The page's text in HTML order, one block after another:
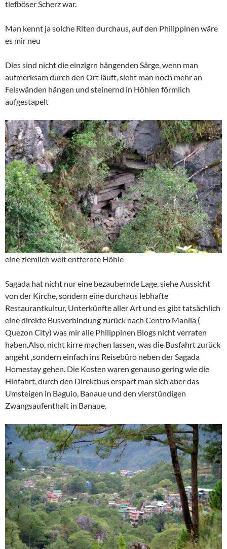
tiefböser Scherz war.
Man kennt ja solche Riten durchaus, auf den Philippinen wäre
es mir neu
Dies sind nicht die einzigrn hängenden Särge, wenn man
aufmerksam durch den Ort läuft, sieht man noch mehr an
Felswänden hängen und steinernd in Höhlen förmlich
aufgestapelt
eine ziemlich weit entfernte Höhle
Sagada hat nicht nur eine bezaubernde Lage, siehe Aussicht
von der Kirche, sondern eine durchaus lebhafte
Restaurantkultur, Unterkünfte aller Art und es gibt tatsächlich
eine direkte Busverbindung zurück nach Centro Manila (
Quezon City) was mir alle Philippinen Blogs nicht verraten
haben.Also, nicht kirre machen lassen, was die Busfahrt zurück
angeht ,sondern einfach ins Reisebüro neben der Sagada
Homestay gehen. Die Kosten waren genauso gering wie die
Hinfahrt, durch den Direktbus erspart man sich aber das
Umsteigen in Baguio, Banaue und den vierstündigen
Zwangsaufenthalt in Banaue.